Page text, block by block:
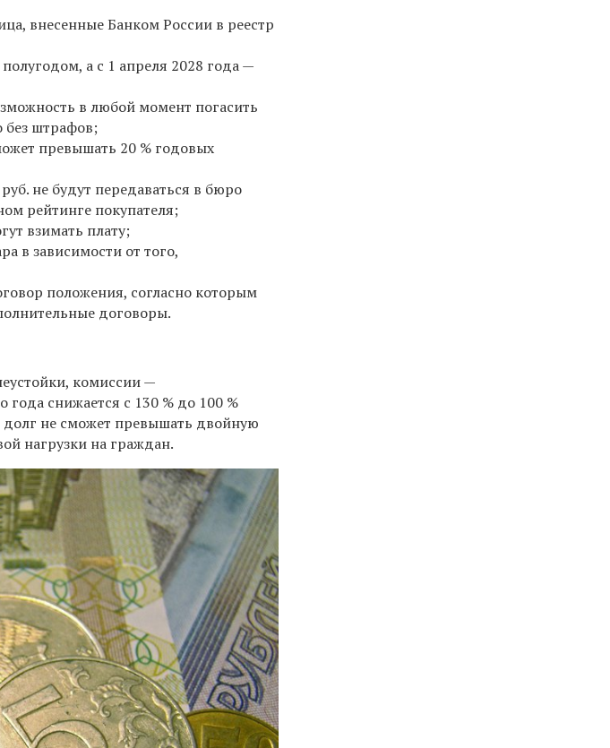
внесенные Банком России в реестр
а с 1 апреля 2028 года —
в любой момент погасить
без штрафов;
превышать 20 % годовых
не будут передаваться в бюро
рейтинге покупателя;
взимать плату;
в зависимости от того,
положения, согласно которым
договоры.
комиссии —
снижается с 130 % до 100 %
не сможет превышать двойную
нагрузки на граждан.